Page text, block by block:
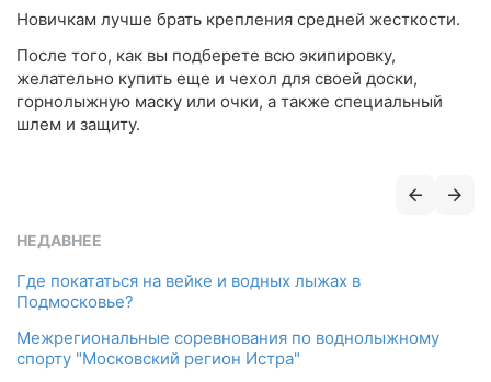
Новичкам лучше брать крепления средней жесткости.
После того, как вы подберете всю экипировку,
желательно купить еще и чехол для своей доски,
горнолыжную маску или очки, а также специальный
шлем и защиту.
НЕДАВНЕЕ
Где покататься на вейке и водных лыжах в
Подмосковье?
Межрегиональные соревнования по воднолыжному
спорту "Московский регион Истра"